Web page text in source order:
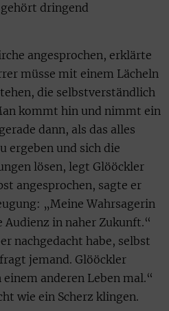
dringend
angesprochen, erklärte
müsse mit einem Lächeln
die selbstverständlich
kommt hin und nimmt ein
dann, als das alles
ergeben und sich die
lösen, legt Glööckler
angesprochen, sagte er
„Meine Wahrsagerin
Audienz in naher Zukunft.“
nachgedacht habe, selbst
jemand. Glööckler
anderen Leben mal.“
wie ein Scherz klingen.